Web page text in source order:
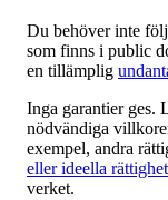
Du behöver inte
som finns i public
en tillämplig
Inga garantier ges.
nödvändiga
exempel, andra
eller ideella
verket.